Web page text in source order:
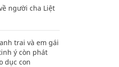
người cha Liệt
trai và em gái
ý còn phát
dục con